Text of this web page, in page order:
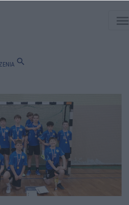
search